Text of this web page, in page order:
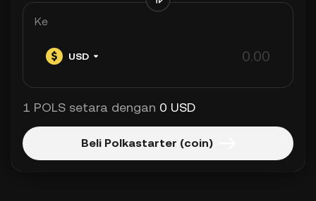
Ke
USD
1 POLS setara dengan 0 USD
Beli Polkastarter (coin)